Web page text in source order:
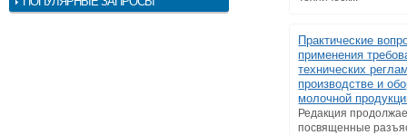
Практические
применения
технических
производстве и
молочной
Редакция
посвященные